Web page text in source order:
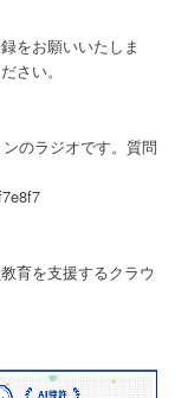
をお願いいたしま
さい。
のラジオです。質問
育を支援するクラウ